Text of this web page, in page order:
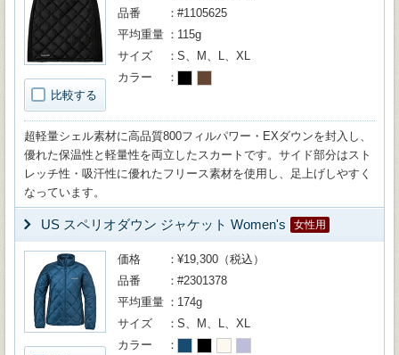
比較する
品番
#1105625
平均重量
115g
サイズ
S、M、L、XL
カラー
超軽量シェル素材に高品質800フィルパワー・EXダウンを封入し、
優れた保温性と軽量性を両立したスカートです。サイド部分はスト
レッチ性・吸汗性に優れたフリース素材を使用し、足上げしやすく
なっています。
US スペリオダウン ジャケット Women's 女性用
価格
¥19,300（税込）
品番
#2301378
平均重量
174g
サイズ
S、M、L、XL
カラー